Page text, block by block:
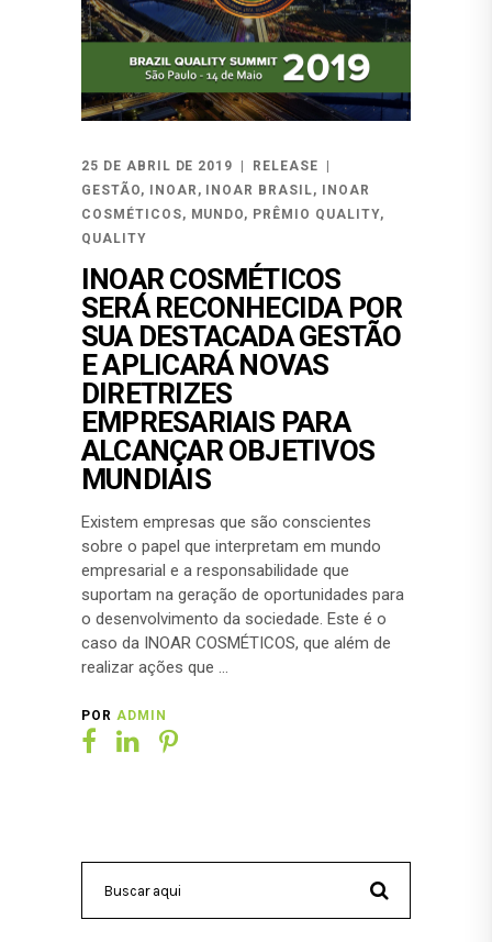
25 DE ABRIL DE 2019
RELEASE
GESTÃO, INOAR , INOAR BRASIL,
INOAR
COSMÉTICOS, MUNDO, PRÊMIO QUALITY,
QUALITY
INOAR COSMÉTICOS
SERÁ RECONHECIDA POR
SUA DESTACADA GESTÃO
E APLICARÁ NOVAS
DIRETRIZES
EMPRESARIAIS PARA
ALCANÇAR OBJETIVOS
MUNDIAIS
Existem empresas que são conscientes
sobre o papel que interpretam em mundo
empresarial e a responsabilidade que
suportam na geração de oportunidades para
o desenvolvimento da sociedade. Este é o
caso da INOAR COSMÉTICOS, que além de
realizar ações que
POR ADMIN